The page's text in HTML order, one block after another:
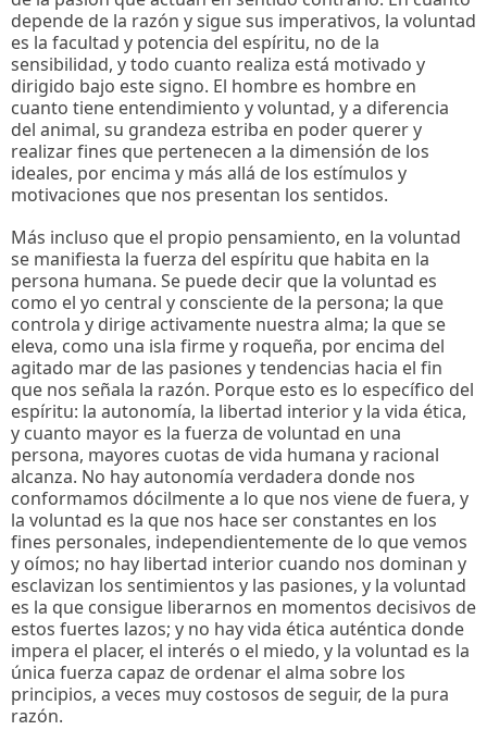
depende de la razón y sigue sus imperativos, la voluntad
es la facultad y potencia del espíritu, no de la
sensibilidad, y todo cuanto realiza está motivado y
dirigido bajo este signo. El hombre es hombre en
cuanto tiene entendimiento y voluntad, y a diferencia
del animal, su grandeza estriba en poder querer y
realizar fines que pertenecen a la dimensión de los
ideales, por encima y más allá de los estímulos y
motivaciones que nos presentan los sentidos.
Más incluso que el propio pensamiento, en la voluntad
se manifiesta la fuerza del espíritu que habita en la
persona humana. Se puede decir que la voluntad es
como el yo central y consciente de la persona; la que
controla y dirige activamente nuestra alma; la que se
eleva, como una isla firme y roqueña, por encima del
agitado mar de las pasiones y tendencias hacia el fin
que nos señala la razón. Porque esto es lo específico del
espíritu: la autonomía, la libertad interior y la vida ética,
y cuanto mayor es la fuerza de voluntad en una
persona, mayores cuotas de vida humana y racional
alcanza. No hay autonomía verdadera donde nos
conformamos dócilmente a lo que nos viene de fuera, y
la voluntad es la que nos hace ser constantes en los
fines personales, independientemente de lo que vemos
y oímos; no hay libertad interior cuando nos dominan y
esclavizan los sentimientos y las pasiones, y la voluntad
es la que consigue liberarnos en momentos decisivos de
estos fuertes lazos; y no hay vida ética auténtica donde
impera el placer, el interés o el miedo, y la voluntad es la
única fuerza capaz de ordenar el alma sobre los
principios, a veces muy costosos de seguir, de la pura
razón.